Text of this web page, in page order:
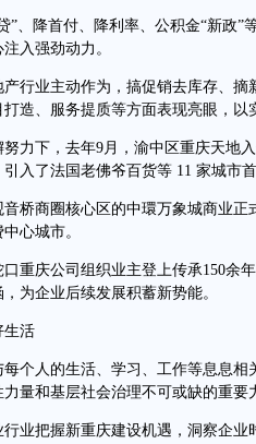
降首付、降利率、公积金“新政”
入强劲动力。
业主动作为，搞促销去库存、摘
造、服务提质等方面表现亮眼，以
下，去年9月，渝中区重庆天地入
入了法国老佛爷百货等 11 家城市
商圈核心区的中環万象城商业正
心城市。
庆公司组织业主登上传承150余年
为企业后续发展积蓄新势能。
活
人的生活、学习、工作等息息相
量和基层社会治理不可或缺的重要
把握新重庆建设机遇，洞察企业